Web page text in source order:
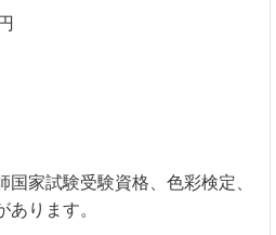
家試験受験資格、色彩検定、
あります。